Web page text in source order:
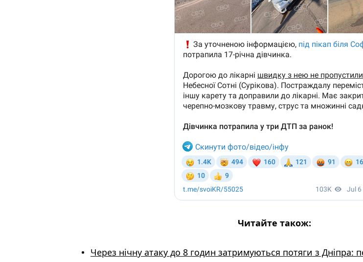
Читайте також:
Через нічну атаку до 8 годин затримуються потяги з Дніпра: